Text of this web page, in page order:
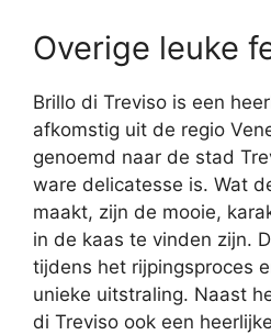
Overige leuke
Brillo di Treviso is een
afkomstig uit de regio
genoemd naar de stad
ware delicatesse is. Wat
maakt, zijn de mooie,
in de kaas te vinden zijn.
tijdens het rijpingsproces
unieke uitstraling. Naast
di Treviso ook een